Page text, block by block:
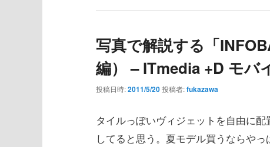
写真で解説する「
編） – ITmedia +D モバ
投稿日時:2011/5/20投稿者:fukazawa
タイルっぽいヴィジェットを自由に
してると思う。夏モデル買うならや